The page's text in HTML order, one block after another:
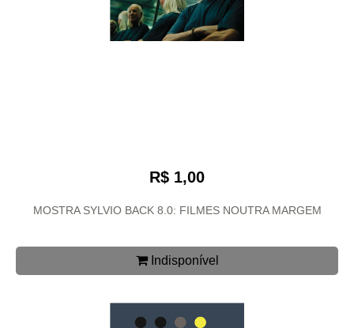
R$ 1,00
MOSTRA SYLVIO BACK 8.0: FILMES NOUTRA MARGEM
Indisponível